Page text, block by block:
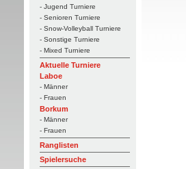
- Jugend Turniere
- Senioren Turniere
- Snow-Volleyball Turniere
- Sonstige Turniere
- Mixed Turniere
Aktuelle Turniere
Laboe
- Männer
- Frauen
Borkum
- Männer
- Frauen
Ranglisten
Spielersuche